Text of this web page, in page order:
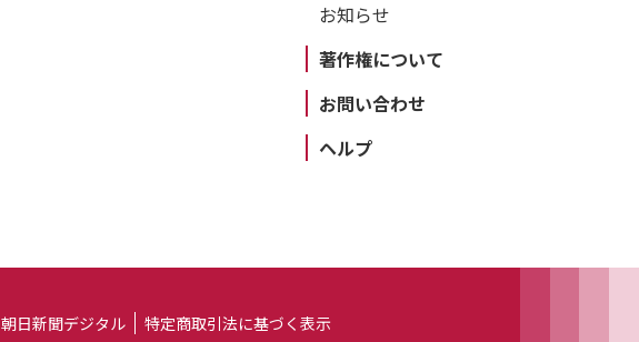
お知らせ
著作権について
お問い合わせ
ヘルプ
朝日新聞デジタル 特定商取引法に基づく表示